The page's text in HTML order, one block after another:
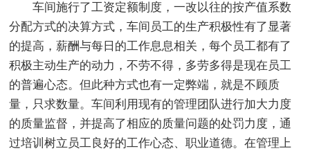
车间施行了工资定额制度，一改以往的按产值系数
分配方式的决算方式，车间员工的生产积极性有了显著
的提高，薪酬与每日的工作息息相关，每个员工都有了
积极主动生产的动力，不劳不得，多劳多得是现在员工
的普遍心态。但此种方式也有一定弊端，就是不顾质
量，只求数量。车间利用现有的管理团队进行加大力度
的质量监督，并提高了相应的质量问题的处罚力度，通
过培训树立员工良好的工作心态、职业道德。在管理上